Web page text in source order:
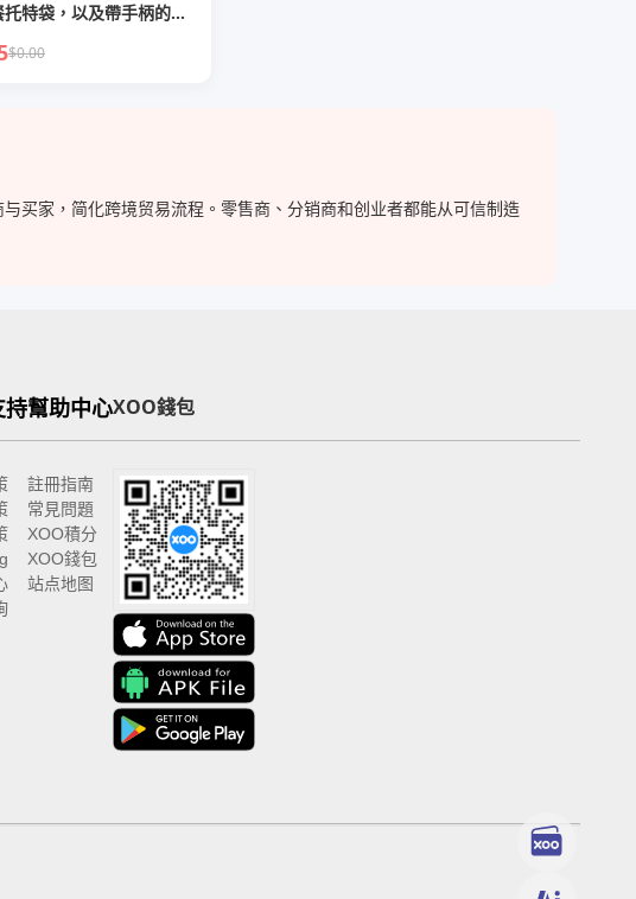
特袋，以及帶手柄的一
保溫冷袋，用於食品及
$0.00
买家，简化跨境贸易流程。零售商、分销商和创业者都能从可信制造
持幫助中心
註冊指南
常見問題
XOO積分
XOO錢包
站点地图
XOO錢包